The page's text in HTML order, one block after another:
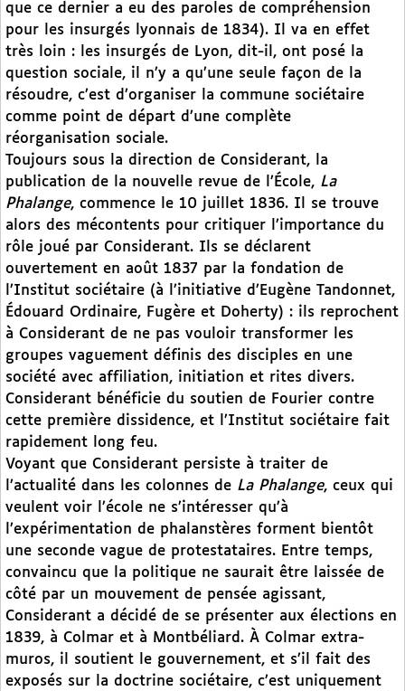
que ce dernier a eu des paroles de compréhension
pour les insurgés lyonnais de 1834). Il va en effet
très loin : les insurgés de Lyon, dit-il, ont posé la
question sociale, il n’y a qu’une seule façon de la
résoudre, c’est d’organiser la commune sociétaire
comme point de départ d’une complète
réorganisation sociale.
Toujours sous la direction de Considerant, la
publication de la nouvelle revue de l’École, La
Phalange, commence le 10 juillet 1836. Il se trouve
alors des mécontents pour critiquer l’importance du
rôle joué par Considerant. Ils se déclarent
ouvertement en août 1837 par la fondation de
l’Institut sociétaire (à l’initiative d’Eugène Tandonnet,
Édouard Ordinaire, Fugère et Doherty) : ils reprochent
à Considerant de ne pas vouloir transformer les
groupes vaguement définis des disciples en une
société avec affiliation, initiation et rites divers.
Considerant bénéficie du soutien de Fourier contre
cette première dissidence, et l’Institut sociétaire fait
rapidement long feu.
Voyant que Considerant persiste à traiter de
l’actualité dans les colonnes de La Phalange, ceux qui
veulent voir l’école ne s’intéresser qu’à
l’expérimentation de phalanstères forment bientôt
une seconde vague de protestataires. Entre temps,
convaincu que la politique ne saurait être laissée de
côté par un mouvement de pensée agissant,
Considerant a décidé de se présenter aux élections en
1839, à Colmar et à Montbéliard. À Colmar extra-
muros, il soutient le gouvernement, et s’il fait des
exposés sur la doctrine sociétaire, c’est uniquement